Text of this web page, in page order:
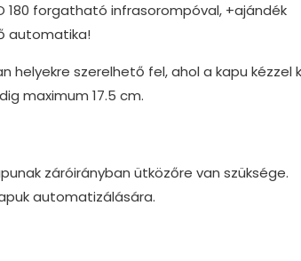
180 forgatható infrasorompóval, +ajándék
automatika!
szerelhető fel, ahol a kapu kézzel
maximum 17.5 cm.
záróirányban ütközőre van szüksége.
automatizálására.